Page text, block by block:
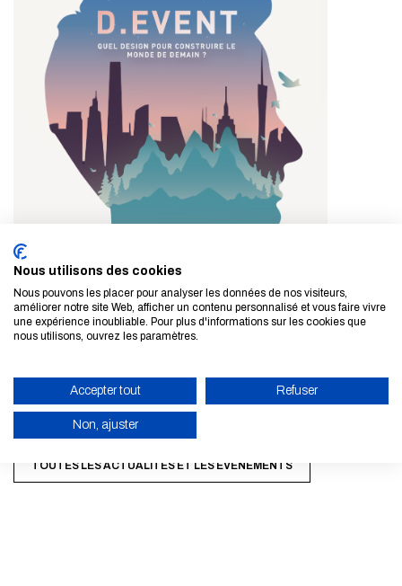
ACTIVER LE MODE ÉCO
TOUTES LES ACTUALITÉS ET LES ÉVÈNEMENTS
Nous utilisons des cookies
Nous pouvons les placer pour analyser les données de nos visiteurs,
améliorer notre site Web, afficher un contenu personnalisé et vous faire vivre
une expérience inoubliable. Pour plus d'informations sur les cookies que
nous utilisons, ouvrez les paramètres.
Accepter tout Refuser
Non, ajuster